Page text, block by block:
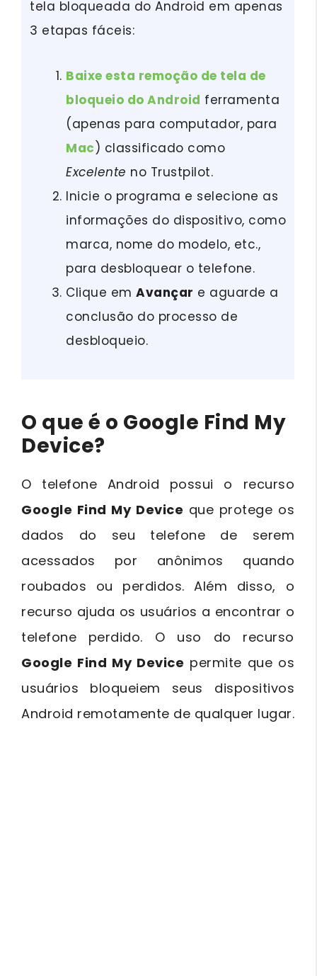
tela bloqueada do Android em apenas
3 etapas fáceis:
Baixe esta remoção de tela de
bloqueio do Android ferramenta
(apenas para computador, para
Mac) classificado como
Excelente no Trustpilot.
Inicie o programa e selecione as
informações do dispositivo, como
marca, nome do modelo, etc.,
para desbloquear o telefone.
Clique em Avançar e aguarde a
conclusão do processo de
desbloqueio.
O que é o Google Find My
Device?
O telefone Android possui o recurso
Google Find My Device que protege os
dados do seu telefone de serem
acessados por anônimos quando
roubados ou perdidos. Além disso, o
recurso ajuda os usuários a encontrar o
telefone perdido. O uso do recurso
Google Find My Device permite que os
usuários bloqueiem seus dispositivos
Android remotamente de qualquer lugar.